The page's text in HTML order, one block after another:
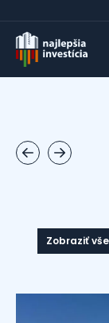
Zobraziť